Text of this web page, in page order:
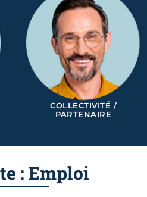
COLLECTIVITÉ /
PARTENAIRE
: Emploi